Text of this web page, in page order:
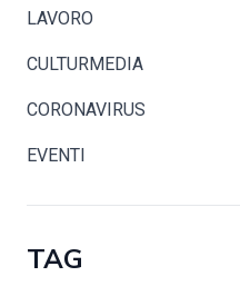
LAVORO
CULTURMEDIA
CORONAVIRUS
EVENTI
TAG